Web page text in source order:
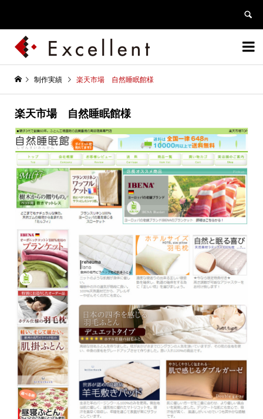


制作実績 楽天市場 自然睡眠館様
楽天市場 自然睡眠館様